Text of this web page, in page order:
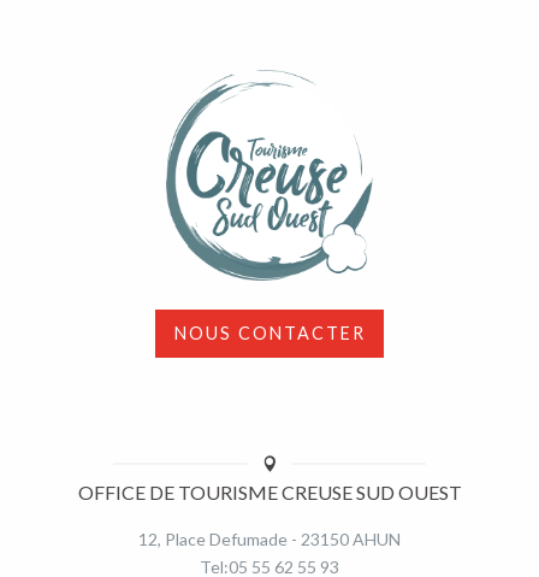
NOUS CONTACTER
OFFICE DE TOURISME CREUSE SUD OUEST
12, Place Defumade - 23150 AHUN
Tel:05 55 62 55 93